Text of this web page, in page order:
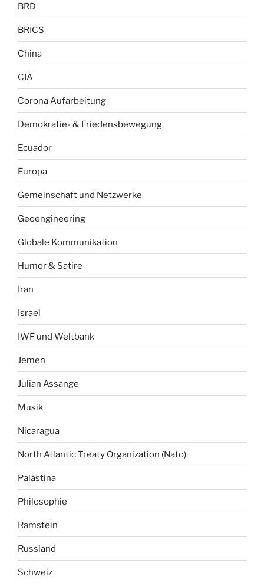
BRD
BRICS
China
CIA
Corona Aufarbeitung
Demokratie- & Friedensbewegung
Ecuador
Europa
Gemeinschaft und Netzwerke
Geoengineering
Globale Kommunikation
Humor & Satire
Iran
Israel
IWF und Weltbank
Jemen
Julian Assange
Musik
Nicaragua
North Atlantic Treaty Organization (Nato)
Palästina
Philosophie
Ramstein
Russland
Schweiz